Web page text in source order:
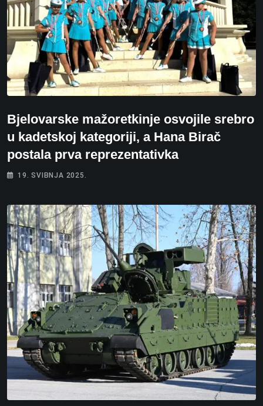
Bjelovarske mažoretkinje osvojile srebro
u kadetskoj kategoriji, a Hana Birač
postala prva reprezentativka
19. SVIBNJA 2025.